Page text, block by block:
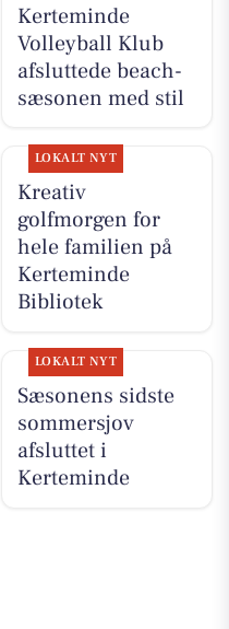
Kerteminde
Volleyball Klub
afsluttede beach-
sæsonen med stil
LOKALT NYT
Kreativ
golfmorgen for
hele familien på
Kerteminde
Bibliotek
LOKALT NYT
Sæsonens sidste
sommersjov
afsluttet i
Kerteminde